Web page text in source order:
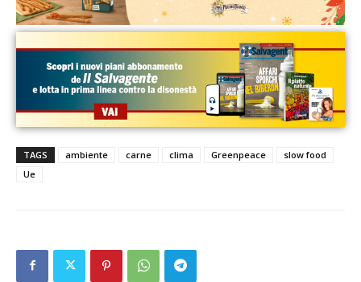
TAGS ambiente carne clima Greenpeace
slow food
Ue